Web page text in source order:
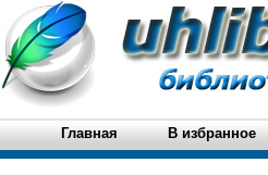
Главная В избранное